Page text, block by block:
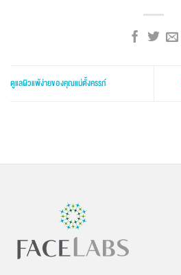
ดูแลผิวแพ้ง่ายของคุณแม่ตั้งครรภ์